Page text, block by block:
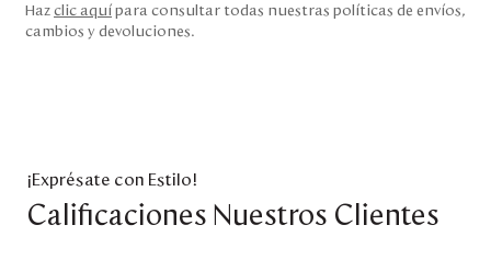
Haz clic aquí para consultar todas nuestras políticas de envíos,
cambios y devoluciones.
¡Exprésate con Estilo!
Calificaciones Nuestros Clientes